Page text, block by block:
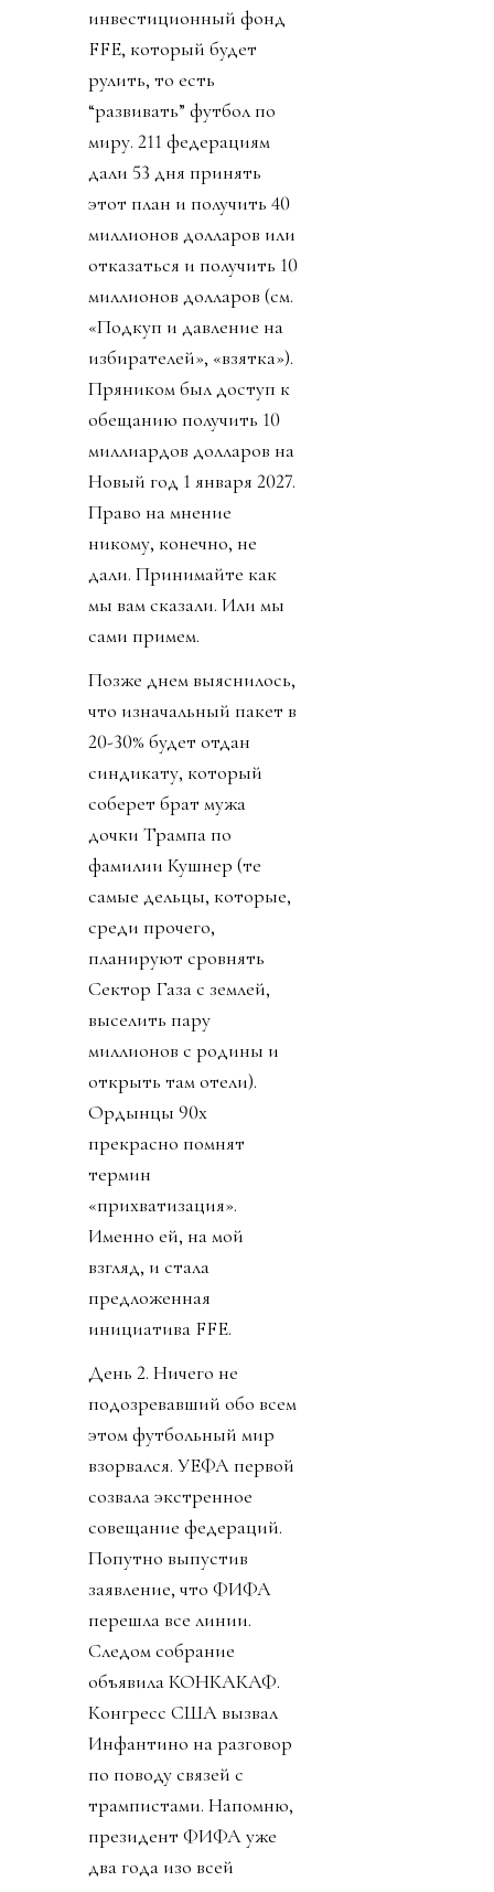
инвестиционный фонд
FFE, который будет
рулить, то есть
“развивать” футбол по
миру. 211 федерациям
дали 53 дня принять
этот план и получить 40
миллионов долларов или
отказаться и получить 10
миллионов долларов (см.
«Подкуп и давление на
избирателей», «взятка»).
Пряником был доступ к
обещанию получить 10
миллиардов долларов на
Новый год 1 января 2027.
Право на мнение
никому, конечно, не
дали. Принимайте как
мы вам сказали. Или мы
сами примем.
Позже днем выяснилось,
что изначальный пакет в
20-30% будет отдан
синдикату, который
соберет брат мужа
дочки Трампа по
фамилии Кушнер (те
самые дельцы, которые,
среди прочего,
планируют сровнять
Сектор Газа с землей,
выселить пару
миллионов с родины и
открыть там отели).
Ордынцы 90х
прекрасно помнят
термин
«прихватизация».
Именно ей, на мой
взгляд, и стала
предложенная
инициатива FFE.
День 2. Ничего не
подозревавший обо всем
этом футбольный мир
взорвался. УЕФА первой
созвала экстренное
совещание федераций.
Попутно выпустив
заявление, что ФИФА
перешла все линии.
Следом собрание
объявила КОНКАКАФ.
Конгресс США вызвал
Инфантино на разговор
по поводу связей с
трампистами. Напомню,
президент ФИФА уже
два года изо всей